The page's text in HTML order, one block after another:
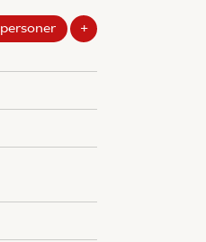
personer +